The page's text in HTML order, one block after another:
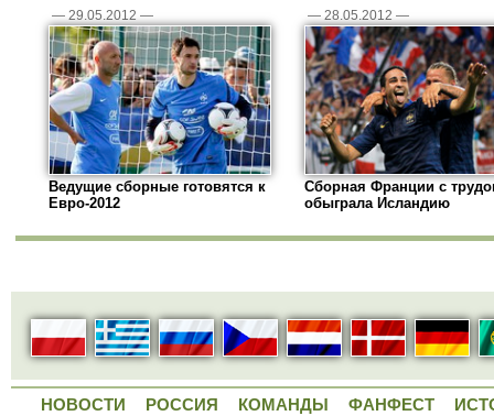
— 29.05.2012 —
Ведущие сборные готовятся к
Евро-2012
— 28.05.2012 —
Сборная Франции с
обыграла Исландию
НОВОСТИ РОССИЯ КОМАНДЫ ФАНФЕСТ